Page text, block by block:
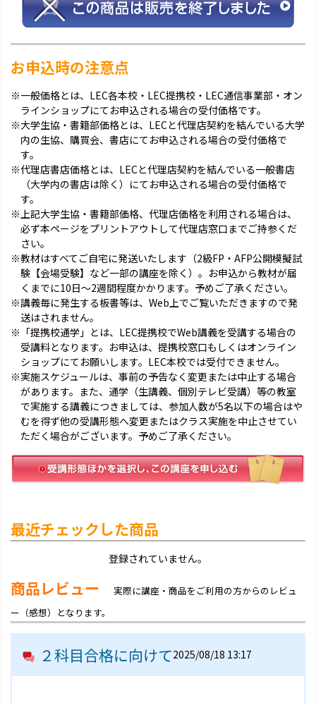
お申込時の注意点
※一般価格とは、LEC各本校・LEC提携校・LEC通信事業部・オン
ラインショップにてお申込される場合の受付価格です。
※大学生協・書籍部価格とは、LECと代理店契約を結んでいる大学
内の生協、購買会、書店にてお申込される場合の受付価格で
す。
※代理店書店価格とは、LECと代理店契約を結んでいる一般書店
（大学内の書店は除く）にてお申込される場合の受付価格で
す。
※上記大学生協・書籍部価格、代理店価格を利用される場合は、
必ず本ページをプリントアウトして代理店窓口までご持参くだ
さい。
※教材はすべてご自宅に発送いたします（2級FP・AFP公開模擬試
験【会場受験】など一部の講座を除く）。お申込から教材が届
くまでに10日～2週間程度かかります。予めご了承ください。
※講義毎に発生する板書等は、Web上でご覧いただきますので発
送はされません。
※「提携校通学」とは、LEC提携校でWeb講義を受講する場合の
受講料となります。お申込は、提携校窓口もしくはオンライン
ショップにてお願いします。LEC本校では受付できません。
※実施スケジュールは、事前の予告なく変更または中止する場合
があります。また、通学（生講義、個別テレビ受講）等の教室
で実施する講義につきましては、参加人数が5名以下の場合はや
むを得ず他の受講形態へ変更またはクラス実施を中止させてい
ただく場合がございます。予めご了承ください。
最近チェックした商品
登録されていません。
商品レビュー
実際に講座・商品をご利用の方からのレビュ
ー（感想）となります。
２科目合格に向けて2025/08/18 13:17